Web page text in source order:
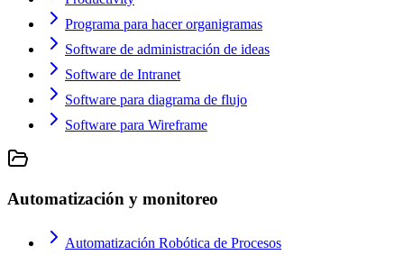
Programa para hacer organigramas
Software de administración de ideas
Software de Intranet
Software para diagrama de flujo
Software para Wireframe
Automatización y monitoreo
Automatización Robótica de Procesos